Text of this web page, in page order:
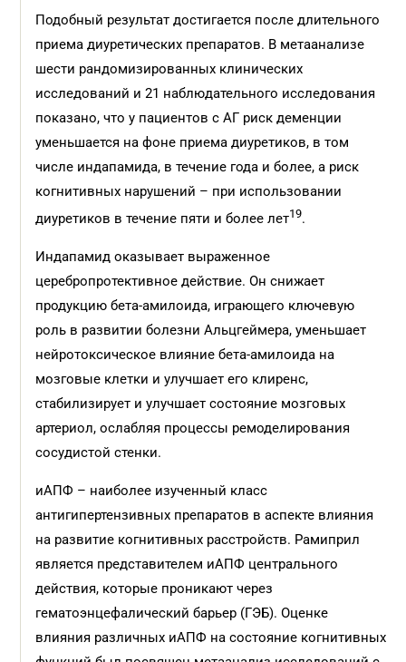
Подобный результат достигается после длительного
приема диуретических препаратов. В метаанализе
шести рандомизированных клинических
исследований и 21 наблюдательного исследования
показано, что у пациентов с АГ риск деменции
уменьшается на фоне приема диуретиков, в том
числе индапамида, в течение года и более, а риск
когнитивных нарушений – при использовании
диуретиков в течение пяти и более лет19.
Индапамид оказывает выраженное
церебропротективное действие. Он снижает
продукцию бета-амилоида, играющего ключевую
роль в развитии болезни Альцгеймера, уменьшает
нейротоксическое влияние бета-амилоида на
мозговые клетки и улучшает его клиренс,
стабилизирует и улучшает состояние мозговых
артериол, ослабляя процессы ремоделирования
сосудистой стенки.
иАПФ – наиболее изученный класс
антигипертензивных препаратов в аспекте влияния
на развитие когнитивных расстройств. Рамиприл
является представителем иАПФ центрального
действия, которые проникают через
гематоэнцефалический барьер (ГЭБ). Оценке
влияния различных иАПФ на состояние когнитивных